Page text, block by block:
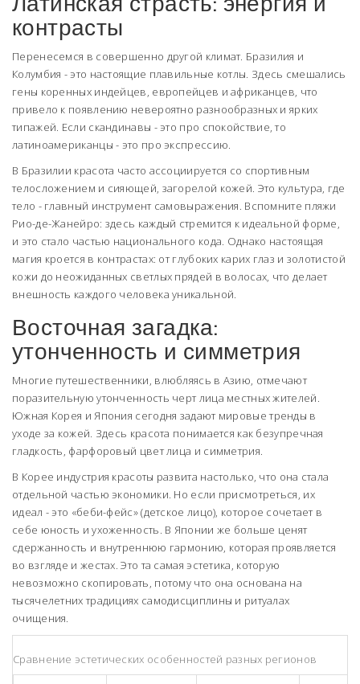
контрасты
Перенесемся в совершенно другой климат. Бразилия и
Колумбия - это настоящие плавильные котлы. Здесь смешались
гены коренных индейцев, европейцев и африканцев, что
привело к появлению невероятно разнообразных и ярких
типажей. Если скандинавы - это про спокойствие, то
латиноамериканцы - это про экспрессию.
В Бразилии красота часто ассоциируется со спортивным
телосложением и сияющей, загорелой кожей. Это культура, где
тело - главный инструмент самовыражения. Вспомните пляжи
Рио-де-Жанейро: здесь каждый стремится к идеальной форме,
и это стало частью национального кода. Однако настоящая
магия кроется в контрастах: от глубоких карих глаз и золотистой
кожи до неожиданных светлых прядей в волосах, что делает
внешность каждого человека уникальной.
Восточная загадка:
утонченность и симметрия
Многие путешественники, влюбляясь в Азию, отмечают
поразительную утонченность черт лица местных жителей.
Южная Корея иЯпония сегодня задают мировые тренды в
уходе за кожей. Здесь красота понимается как безупречная
гладкость, фарфоровый цвет лица и симметрия.
В Корее индустрия красоты развита настолько, что она стала
отдельной частью экономики. Но если присмотреться, их
идеал - это «беби-фейс» (детское лицо), которое сочетает в
себе юность и ухоженность. В Японии же больше ценят
сдержанность и внутреннюю гармонию, которая проявляется
во взгляде и жестах. Это та самая эстетика, которую
невозможно скопировать, потому что она основана на
тысячелетних традициях самодисциплины и ритуалах
очищения.
Сравнение эстетических особенностей разных регионов